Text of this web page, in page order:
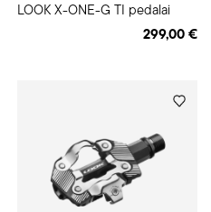
LOOK X-ONE-G TI pedalai
299,00 €